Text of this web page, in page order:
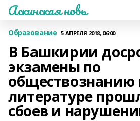
Аскинская новь
Образование 5 АПРЕЛЯ 2018, 06:00
В Башкирии
экзамены по
обществознанию
литературе
сбоев и